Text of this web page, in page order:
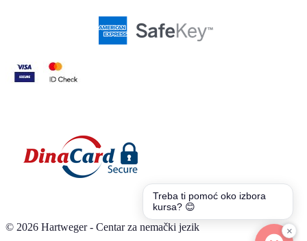
© 2026 Hartweger - Centar za nemački jezik
Treba ti pomoć oko izbora
kursa? 😊
×